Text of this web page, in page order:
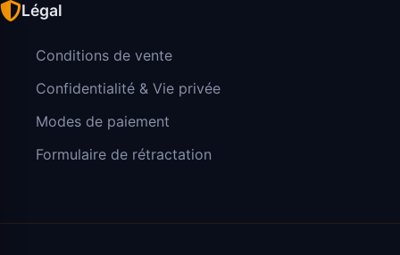
Légal
Conditions de vente
Confidentialité & Vie privée
Modes de paiement
Formulaire de rétractation